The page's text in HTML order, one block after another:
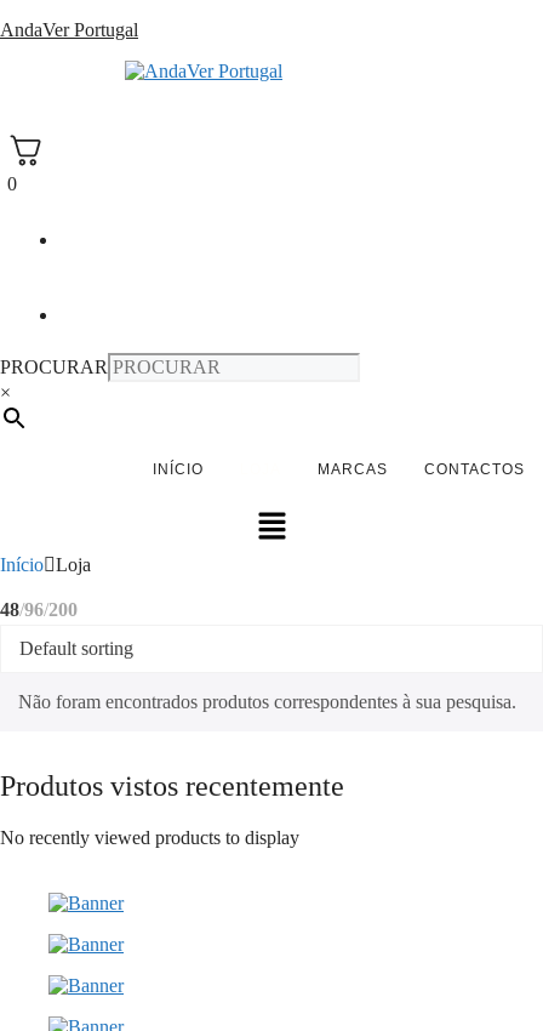
Saltar
AndaVer Portugal
0
PROCURAR
×
INÍCIO MARCAS CONTACTOS
Menu
Início Loja
48 96 200
Não foram encontrados produtos correspondentes à sua pesquisa.
Produtos vistos recentemente
No recently viewed products to display